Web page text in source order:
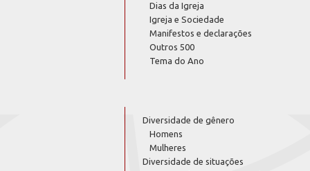
Dias da Igreja
Igreja e Sociedade
Manifestos e declarações
Outros 500
Tema do Ano
Diversidade de gênero
Homens
Mulheres
Diversidade de situações